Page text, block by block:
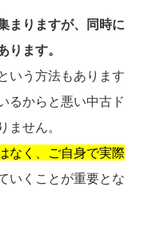
まりますが、同時に
ます。
いう方法もあります
るからと悪い中古ド
せん。
なく、ご自身で実際
いくことが重要とな